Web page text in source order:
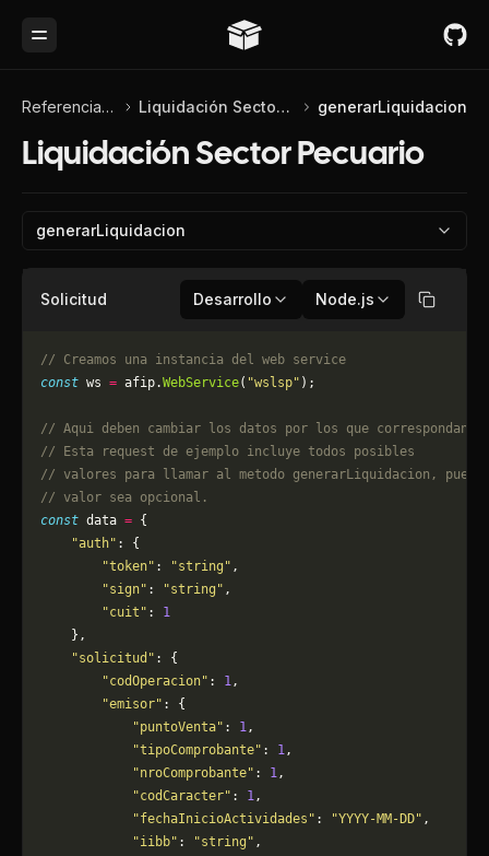
Toggle Menu
Referencia de API Liquidación Sector Pecuario generarLiquidacion
Liquidación Sector Pecuario
generarLiquidacion
Solicitud Desarrollo Node.js Copiar
// Creamos una instancia del web service
const ws = afip.WebService( "wslsp" );
// Aqui deben cambiar los datos por los que correspondan.
// Esta request de ejemplo incluye todos posibles
// valores para llamar al metodo generarLiquidacion, puede
// valor sea opcional.
const data = {
    "auth"
: {
        "token"
: "string" ,
        "sign"
: "string" ,
        "cuit"
: 1
    },
    "solicitud"
: {
        "codOperacion"
: 1,
        "emisor"
: {
            "puntoVenta"
: 1,
            "tipoComprobante"
: 1,
            "nroComprobante"
: 1,
            "codCaracter"
: 1,
            "fechaInicioActividades"
: "YYYY-MM-DD" ,
            "iibb"
: "string" ,